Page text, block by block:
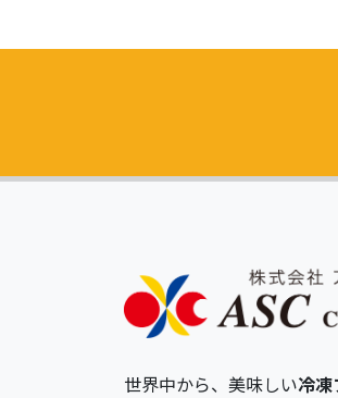
世界中から、美味しい冷凍